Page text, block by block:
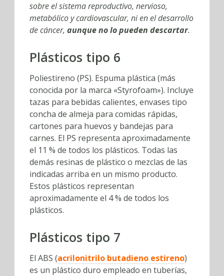
sobre el sistema reproductivo, nervioso,
metabólico y cardiovascular, ni en el desarrollo
de cáncer, aunque no lo pueden descartar.
Plásticos tipo 6
Poliestireno (PS). Espuma plástica (más
conocida por la marca «Styrofoam»). Incluye
tazas para bebidas calientes, envases tipo
concha de almeja para comidas rápidas,
cartones para huevos y bandejas para
carnes. El PS representa aproximadamente
el 11 % de todos los plásticos. Todas las
demás resinas de plástico o mezclas de las
indicadas arriba en un mismo producto.
Estos plásticos representan
aproximadamente el 4 % de todos los
plásticos.
Plásticos tipo 7
El ABS (acrilonitrilo butadieno estireno)
es un plástico duro empleado en tuberías,